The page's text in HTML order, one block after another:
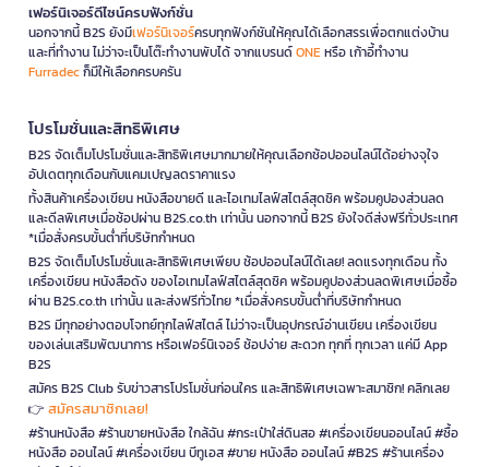
เฟอร์นิเจอร์ดีไซน์ครบฟังก์ชั่น
นอกจากนี้ B2S ยังมีเฟอร์นิเจอร์ครบทุกฟังก์ชันให้คุณได้เลือกสรรเพื่อตกแต่งบ้าน
และที่ทำงาน ไม่ว่าจะเป็นโต๊ะทำงานพับได้ จากแบรนด์ONEหรือ เก้าอี้ทำงาน
Furradecก็มีให้เลือกครบครัน
โปรโมชั่นและสิทธิพิเศษ
B2S จัดเต็มโปรโมชั่นและสิทธิพิเศษมากมายให้คุณเลือกช้อปออนไลน์ได้อย่างจุใจ
อัปเดตทุกเดือนกับแคมเปญลดราคาแรง
ทั้งสินค้าเครื่องเขียน หนังสือขายดี และไอเทมไลฟ์สไตล์สุดชิค พร้อมคูปองส่วนลด
และดีลพิเศษเมื่อช้อปผ่าน B2S.co.th เท่านั้น นอกจากนี้ B2S ยังใจดีส่งฟรีทั่วประเทศ
*เมื่อสั่งครบขั้นต่ำที่บริษัทกำหนด
B2S จัดเต็มโปรโมชั่นและสิทธิพิเศษเพียบ ช้อปออนไลน์ได้เลย! ลดแรงทุกเดือน ทั้ง
เครื่องเขียน หนังสือดัง ของไอเทมไลฟ์สไตล์สุดชิค พร้อมคูปองส่วนลดพิเศษเมื่อซื้อ
ผ่าน B2S.co.th เท่านั้น และส่งฟรีทั่วไทย *เมื่อสั่งครบขั้นต่ำที่บริษัทกำหนด
B2S มีทุกอย่างตอบโจทย์ทุกไลฟ์สไตล์ ไม่ว่าจะเป็นอุปกรณ์อ่านเขียน เครื่องเขียน
ของเล่นเสริมพัฒนาการ หรือเฟอร์นิเจอร์ ช้อปง่าย สะดวก ทุกที่ ทุกเวลา แค่มี App
B2S
สมัคร B2S Club รับข่าวสารโปรโมชั่นก่อนใคร และสิทธิพิเศษเฉพาะสมาชิก! คลิกเลย
👉 สมัครสมาชิกเลย!
#ร้านหนังสือ #ร้านขายหนังสือ ใกล้ฉัน #กระเป๋าใส่ดินสอ #เครื่องเขียนออนไลน์ #ซื้อ
หนังสือ ออนไลน์ #เครื่องเขียน บีทูเอส #ขาย หนังสือ ออนไลน์ #B2S #ร้านเครื่อง